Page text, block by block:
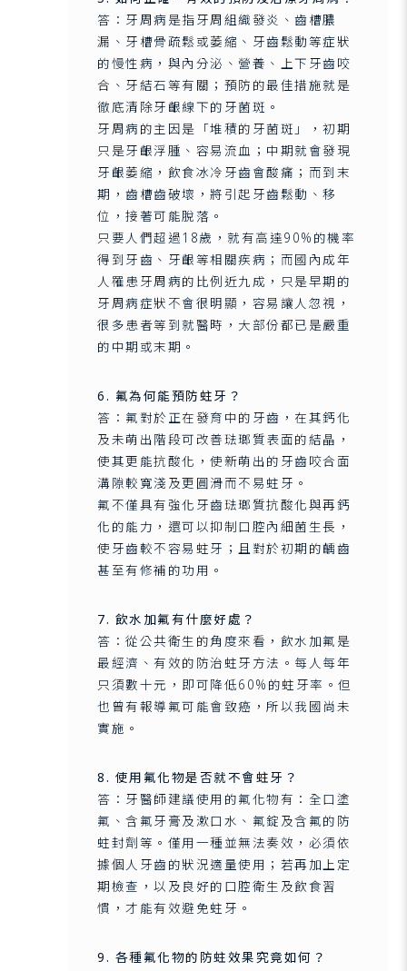
答：牙周病是指牙周組織發炎、齒槽膿
漏、牙槽骨疏鬆或萎縮、牙齒鬆動等症狀
的慢性病，與內分泌、營養、上下牙齒咬
合、牙結石等有關；預防的最佳措施就是
徹底清除牙齦線下的牙菌斑。
牙周病的主因是「堆積的牙菌斑」，初期
只是牙齦浮腫、容易流血；中期就會發現
牙齦萎縮，飲食冰冷牙齒會酸痛；而到末
期，齒槽齒破壞，將引起牙齒鬆動、移
位，接著可能脫落。
只要人們超過18歲，就有高達90%的機率
得到牙齒、牙齦等相關疾病；而國內成年
人罹患牙周病的比例近九成，只是早期的
牙周病症狀不會很明顯，容易讓人忽視，
很多患者等到就醫時，大部份都已是嚴重
的中期或末期。
6. 氟為何能預防蛀牙？
答：氟對於正在發育中的牙齒，在其鈣化
及未萌出階段可改善琺瑯質表面的結晶，
使其更能抗酸化，使新萌出的牙齒咬合面
溝隙較寬淺及更圓滑而不易蛀牙。
氟不僅具有強化牙齒琺瑯質抗酸化與再鈣
化的能力，還可以抑制口腔內細菌生長，
使牙齒較不容易蛀牙；且對於初期的齲齒
甚至有修補的功用。
7. 飲水加氟有什麼好處？
答：從公共衛生的角度來看，飲水加氟是
最經濟、有效的防治蛀牙方法。每人每年
只須數十元，即可降低60%的蛀牙率。但
也曾有報導氟可能會致癌，所以我國尚未
實施。
8. 使用氟化物是否就不會蛀牙？
答：牙醫師建議使用的氟化物有：全口塗
氟、含氟牙膏及漱口水、氟錠及含氟的防
蛀封劑等。僅用一種並無法奏效，必須依
據個人牙齒的狀況適量使用；若再加上定
期檢查，以及良好的口腔衛生及飲食習
慣，才能有效避免蛀牙。
9. 各種氟化物的防蛀效果究竟如何？